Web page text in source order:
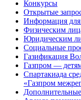
Конкурсы
Открытые
Информация для
Физическим
Юридическим
Социальные
Газификация
Газпром —
Спартакиада
«Газпром